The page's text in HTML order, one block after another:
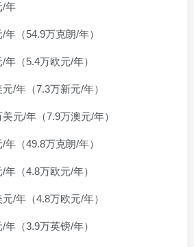
/年
（54.9万克朗/年）
（5.4万欧元/年）
/年（7.3万新元/年）
元/年（7.9万澳元/年）
（49.8万克朗/年）
（4.8万欧元/年）
/年（4.8万欧元/年）
（3.9万英镑/年）